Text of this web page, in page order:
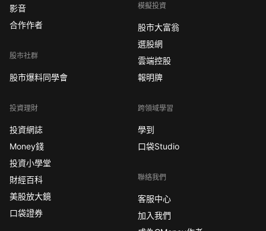
影音
合作作者
股市社群
股市爆料同學會
投資理財
投資網誌
Money錢
投資小學堂
財經百科
美股放大鏡
口袋證券
模擬投資
股市大富翁
選股網
雲端控股
報明牌
跨領域學習
學到
口袋Studio
聯絡我們
客服中心
加入我們